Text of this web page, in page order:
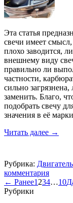
Эта статья
свечи имеет смысл,
плохо заводится,
внешнему виду
правильно ли
частности,
сильно
заменить. Благо,
подобрать свечу
значения в её
Читать далее →
Рубрика: Двигатель
комментария
← Ранее1 234…10
Рубрики